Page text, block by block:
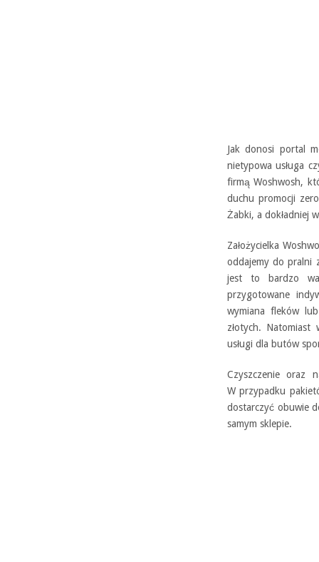
Jak donosi portal
nietypowa usługa
firmą Woshwosh,
duchu promocji
Żabki, a dokładniej
Założycielka
oddajemy do pralni
jest to bardzo
przygotowane
wymiana fleków
złotych. Natomiast
usługi dla butów
Czyszczenie oraz
W przypadku
dostarczyć obuwie
samym sklepie.